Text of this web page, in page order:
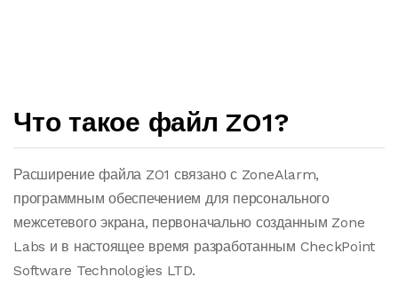
Что такое файл ZO1?
Расширение файла ZO1 связано с ZoneAlarm,
программным обеспечением для персонального
межсетевого экрана, первоначально созданным Zone
Labs и в настоящее время разработанным CheckPoint
Software Technologies LTD.